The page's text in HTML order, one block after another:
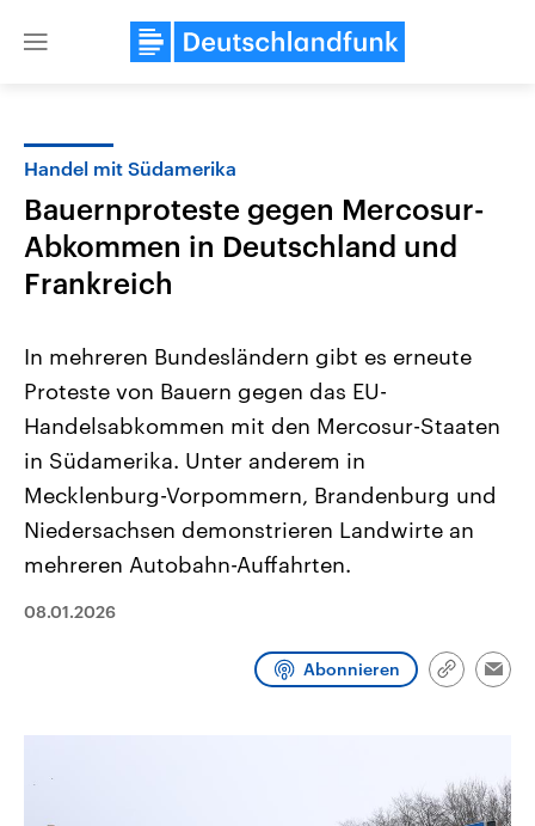
Close
Landtagswahl Sachsen-Anhalt
2026
Alle Informationen
Sachsen-Anhalt wählt am 6.
September 2026 einen neuen
Landtag. Seit 2021 wird das
Bundesland von einer Koalition aus
Umfragen, Prognosen,
und Hintergründe zu den Parteien
USA
Aktuelle Beiträge,
Hintergründe
Wirtschaftlich und
gehören die Vereinigten
den mächtigsten Ländern
mit großem Einfluss auf
Sendungen
Handel mit Südamerika
Bauernproteste gegen Mercosur-
Abkommen in Deutschland und
Frankreich
In mehreren Bundesländern gibt es erneute
Proteste von Bauern gegen das EU-
Handelsabkommen mit den Mercosur-Staaten
in Südamerika. Unter anderem in
Mecklenburg-Vorpommern, Brandenburg und
Niedersachsen demonstrieren Landwirte an
mehreren Autobahn-Auffahrten.
08.01.2026
Abonnieren
Link